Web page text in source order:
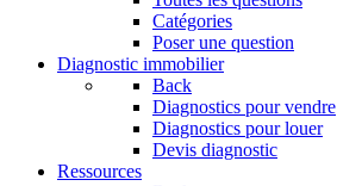
Catégories
Poser une question
Diagnostic immobilier
Back
Diagnostics pour vendre
Diagnostics pour louer
Devis diagnostic
Ressources